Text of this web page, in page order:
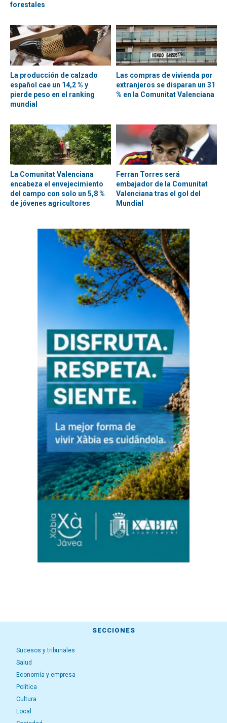
forestales
La producción de calzado
español cae un 14,2 % y
pierde peso en el ranking
mundial
Las compras de vivienda por
extranjeros se disparan un 31
% en la Comunitat Valenciana
La Comunitat Valenciana
encabeza el envejecimiento
del campo con solo un 5,8 %
de jóvenes agricultores
Ferran Torres será
embajador de la Comunitat
Valenciana tras el gol del
Mundial
SECCIONES
Sucesos y tribunales
Salud
Economía y empresa
Política
Cultura
Local